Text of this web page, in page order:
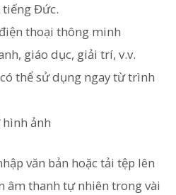
tiếng Đức.
thoại thông minh
giáo dục, giải trí, v.v.
thể sử dụng ngay từ trình
ảnh
văn bản hoặc tải tệp lên
âm thanh tự nhiên trong vài